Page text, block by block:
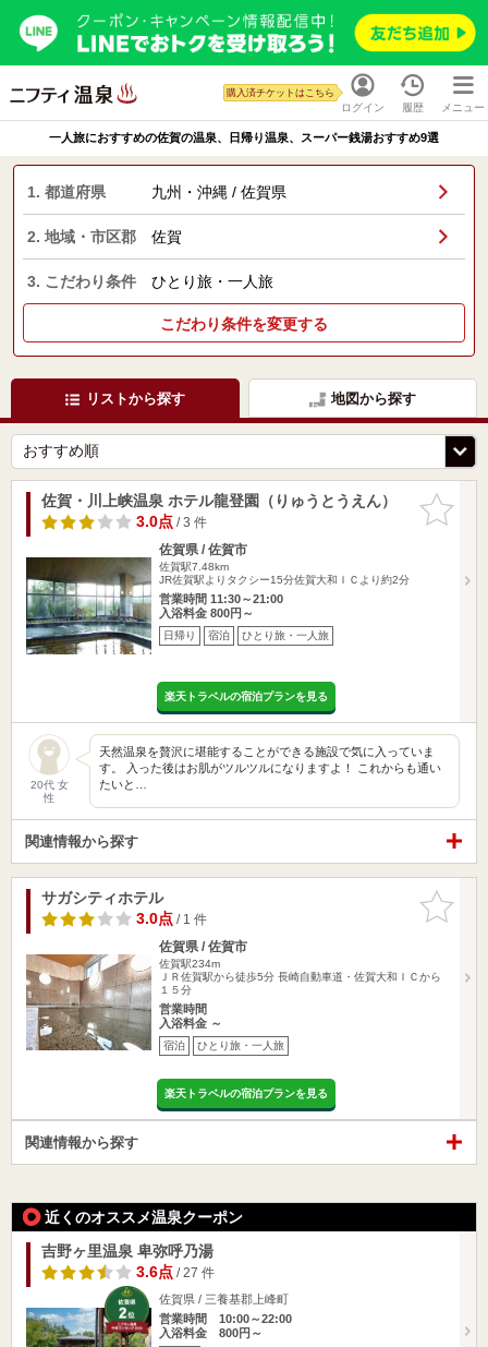
ログイン
購入済チケットはこちら
履歴 メニュー
一人旅におすすめの佐賀の温泉、日帰り温泉、スーパー銭湯おすすめ9選
1. 都道府県 九州・沖縄 / 佐賀県
2. 地域・市区郡 佐賀
3. こだわり条件 ひとり旅・一人旅
こだわり条件を変更する
リストから探す 地図から探す
お気に入
りに追加
佐賀・川上峡温泉 ホテル龍登園（りゅうとうえん）
3.0点/ 3 件
佐賀県 / 佐賀市
佐賀駅7.48km
JR佐賀駅よりタクシー15分佐賀大和ＩＣより約2分
営業時間 11:30～21:00
入浴料金 800円～
日帰り 宿泊 ひとり旅・一人旅
楽天トラベルの宿泊プランを見る
20代 女
性
天然温泉を贅沢に堪能することができる施設で気に入っていま
す。 入った後はお肌がツルツルになりますよ！ これからも通い
たいと…
関連情報から探す
お気に入
りに追加
サガシティホテル
3.0点/ 1 件
佐賀県 / 佐賀市
佐賀駅234m
ＪＲ佐賀駅から徒歩5分 長崎自動車道・佐賀大和ＩＣから
１５分
営業時間
入浴料金 ～
宿泊 ひとり旅・一人旅
楽天トラベルの宿泊プランを見る
関連情報から探す
近くのオススメ温泉クーポン
吉野ヶ里温泉 卑弥呼乃湯
3.6点/ 27 件
佐賀県 / 三養基郡上峰町
営業時間 10:00～22:00
入浴料金 800円～